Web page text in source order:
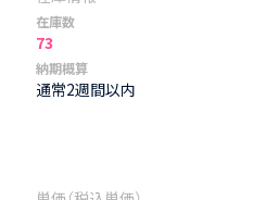
在庫数
73
納期概算
通常2週間以内